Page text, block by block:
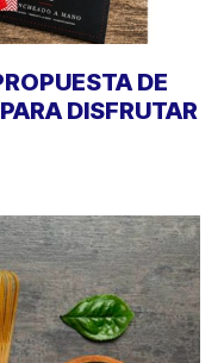
DE
DISFRUTAR